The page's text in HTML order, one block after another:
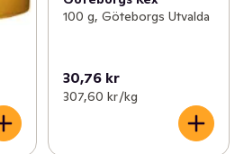
100 g, Göteborgs Utvalda
30,76 kr
307,60 kr /kg